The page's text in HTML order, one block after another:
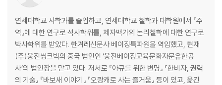
연세대학교 사학과를 졸업하고, 연세대학교 철학과 대학원에서 『주
역』에 대한 연구로 석사학위를, 제자백가의 논리철학에 대한 연구로
박사학위를 받았다. 한겨레신문사 베이징특파원을 역임했고, 현재
(주)웅진씽크빅의 중국 법인인 ‘웅진베이징교육문화자문유한공
사’의 법인장을 맡고 있다. 저서로 『아큐를 위한 변명』 『한비자, 권력
의 기술』 『바보새 이야기』 『오랑캐로 사는 즐거움』 등이 있고, 옮긴